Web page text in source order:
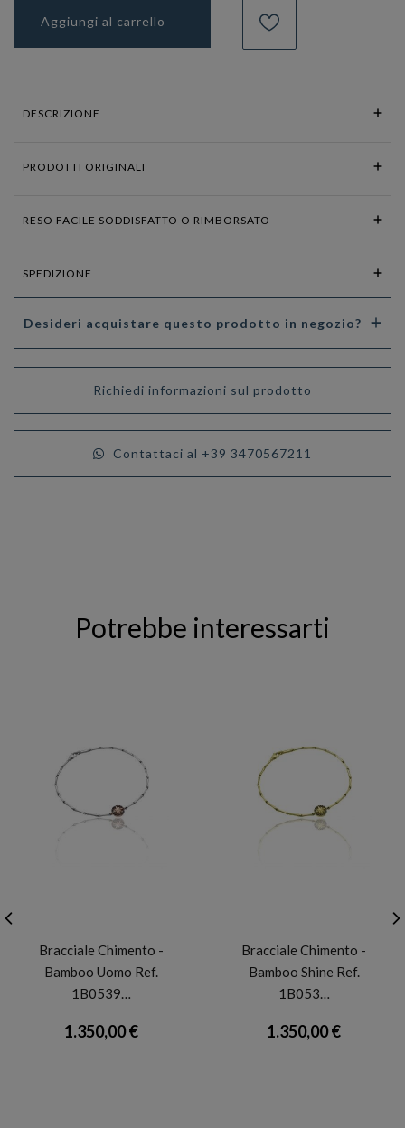
Aggiungi al carrello
DESCRIZIONE
PRODOTTI ORIGINALI
RESO FACILE SODDISFATTO O RIMBORSATO
SPEDIZIONE
Desideri acquistare questo prodotto in negozio?
Richiedi informazioni sul prodotto
Contattaci al +39 3470567211
Potrebbe interessarti
Bracciale Chimento -
Bamboo Uomo Ref.
1B0539…
1.350,00 €
Bracciale Chimento -
Bamboo Shine Ref.
1B053…
1.350,00 €